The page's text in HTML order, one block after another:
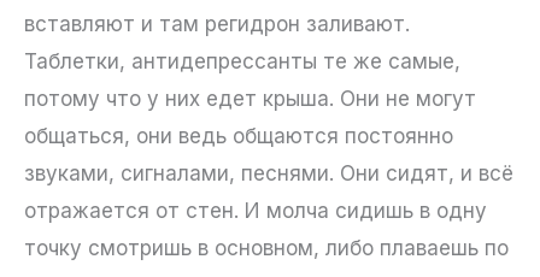
вставляют и там регидрон заливают.
Таблетки, антидепрессанты те же самые,
потому что у них едет крыша. Они не могут
общаться, они ведь общаются постоянно
звуками, сигналами, песнями. Они сидят, и всё
отражается от стен. И молча сидишь в одну
точку смотришь в основном, либо плаваешь по